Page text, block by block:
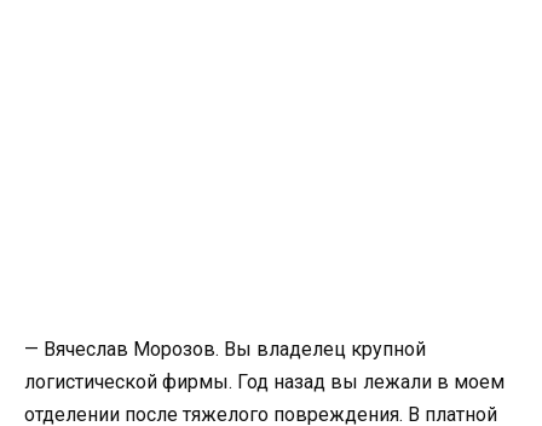
— Вячеслав Морозов. Вы владелец крупной
логистической фирмы. Год назад вы лежали в моем
отделении после тяжелого повреждения. В платной